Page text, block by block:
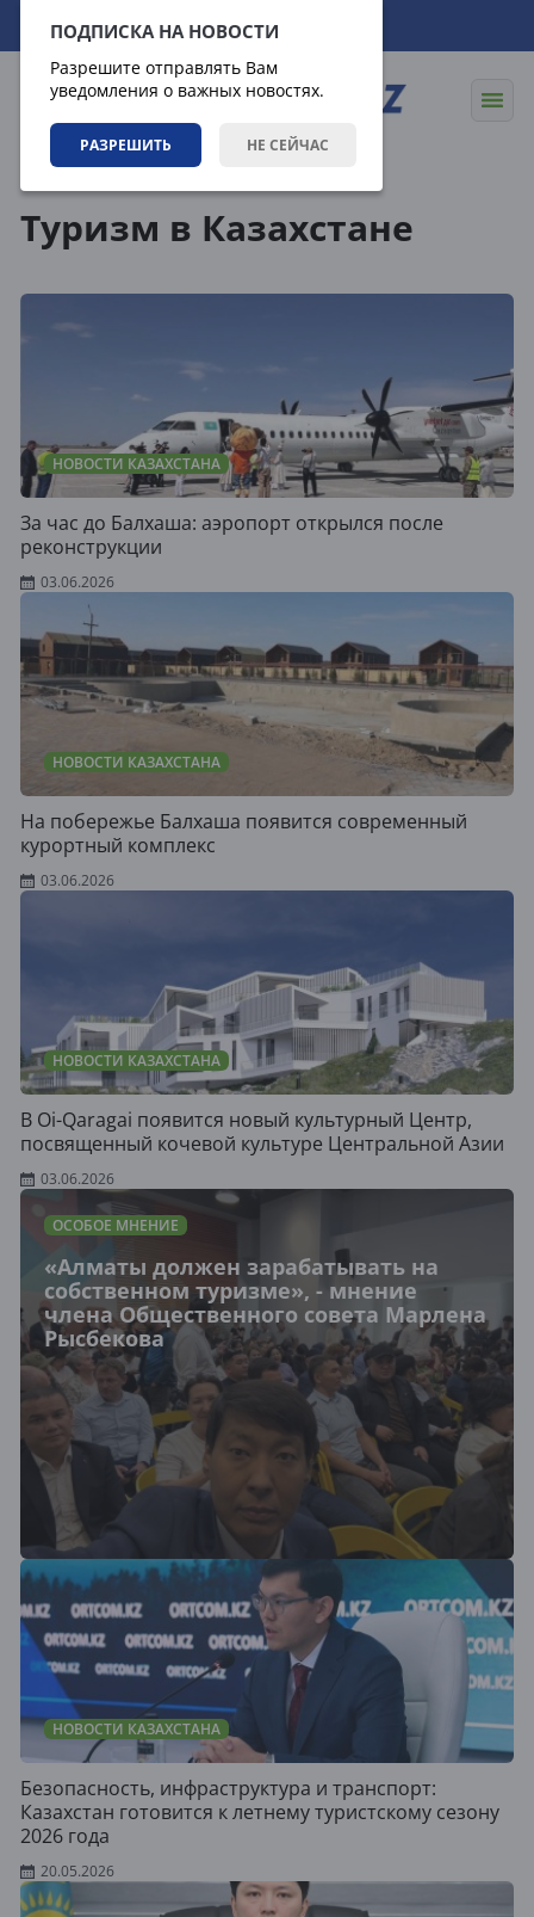
ПОДПИСКА НА НОВОСТИ
Разрешите отправлять Вам
уведомления о важных новостях.
РАЗРЕШИТЬ НЕ СЕЙЧАС
09.08.2026 09:42:56
Туризм в Казахстане
НОВОСТИ КАЗАХСТАНА
За час до Балхаша: аэропорт открылся после
реконструкции
03.06.2026
НОВОСТИ КАЗАХСТАНА
На побережье Балхаша появится современный
курортный комплекс
03.06.2026
НОВОСТИ КАЗАХСТАНА
В Oi-Qaragai появится новый культурный Центр,
посвященный кочевой культуре Центральной Азии
03.06.2026
ОСОБОЕ МНЕНИЕ
«Алматы должен зарабатывать на
собственном туризме», - мнение
члена Общественного совета Марлена
Рысбекова
НОВОСТИ КАЗАХСТАНА
Безопасность, инфраструктура и транспорт:
Казахстан готовится к летнему туристскому сезону
2026 года
20.05.2026